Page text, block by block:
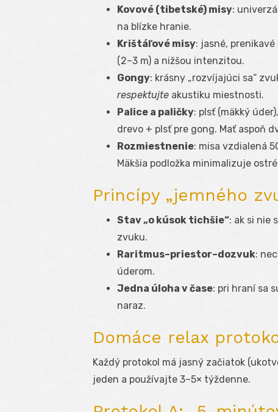
Kovové (tibetské) misy:
na blízke hranie.
Krištáľové misy: jasné,
(2–3 m) a nižšou intenzitou.
Gongy: krásny „rozvíjajúci sa“
respektujte akustiku miestnosti.
Palice a paličky: plsť (mäkký
drevo + plsť pre gong. Mať aspoň
Rozmiestnenie: misa vzdialená
Mäkšia podložka minimalizuje
Princípy „jemného
Stav „o kúsok tichšie“: ak si nie
zvuku.
Raritmus–priestor–dozvuk:
úderom.
Jedna úloha v čase: pri hraní sa
naraz.
Domáce relax
Každý protokol má jasný začiatok
jeden a používajte 3–5× týždenne.